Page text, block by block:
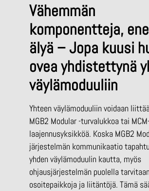
Vähemmän
komponentteja,
älyä – Jopa kuusi
ovea yhdistettynä
väylämoduuliin
Yhteen väylämoduuliin voidaan
MGB2 Modular -turvalukkoa tai
laajennusyksikköä. Koska MGB2
järjestelmän kommunikaatio
yhden väylämoduulin kautta, myös
ohjausjärjestelmän puolella
osoitepaikkoja ja liitäntöjä. Tämä